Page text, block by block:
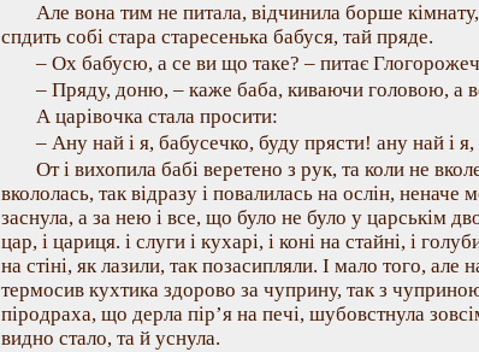
Але вона тим не питала, відчинила борше
спдить собі стара старесенька бабуся, тай пряде.
– Ох бабусю, а се ви що таке? – питає
– Пряду, доню, – каже баба, киваючи головою, а
А царівочка стала просити:
– Ану най і я, бабусечко, буду прясти! ану най і
От і вихопила бабі веретено з рук, та коли не
вкололась, так відразу і повалилась на ослін, неначе
заснула, а за нею і все, що було не було у царськім
цар, і цариця. і слуги і кухарі, і коні на стайні, і
на стіні, як лазили, так позасипляли. І мало того, але
термосив кухтика здорово за чуприну, так з
піродраха, що дерла пір’я на печі, шубовстнула
видно стало, та й уснула.